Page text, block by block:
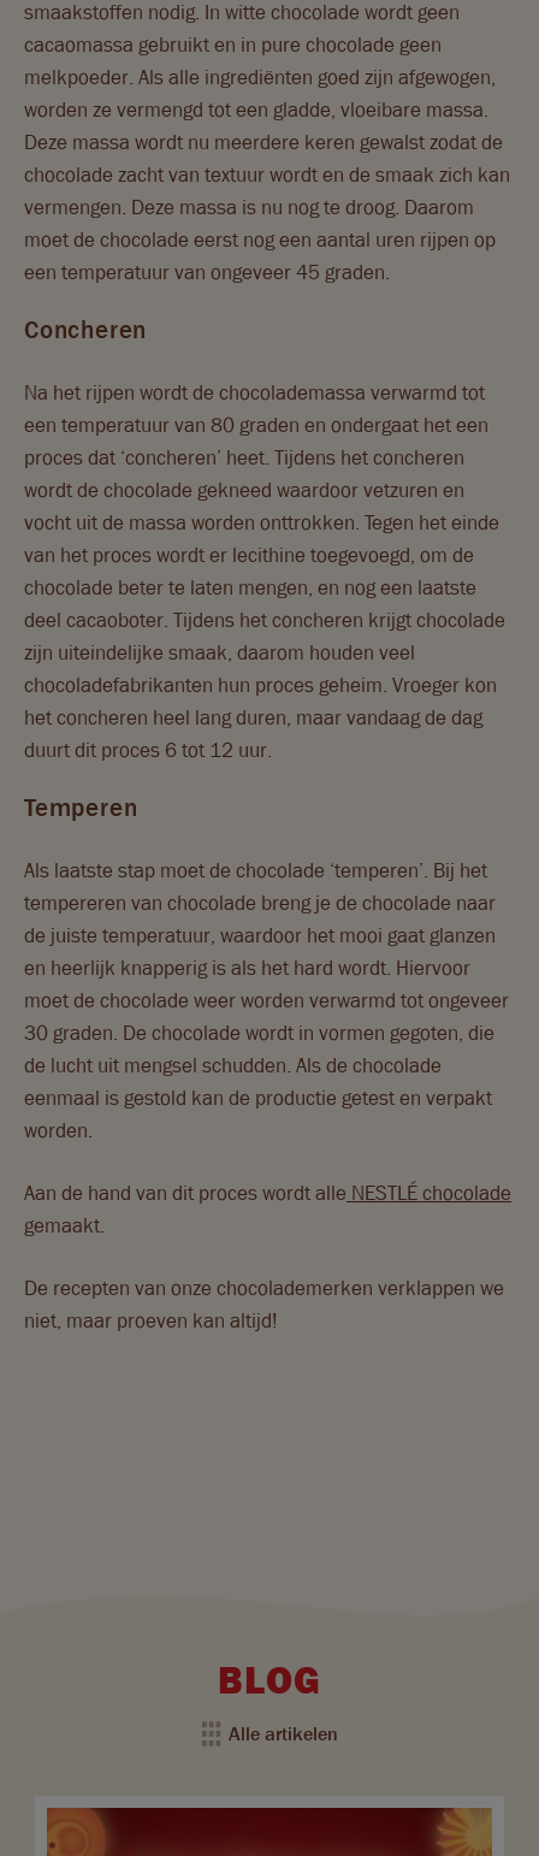
smaakstoffen nodig. In witte chocolade wordt geen
cacaomassa gebruikt en in pure chocolade geen
melkpoeder. Als alle ingrediënten goed zijn afgewogen,
worden ze vermengd tot een gladde, vloeibare massa.
Deze massa wordt nu meerdere keren gewalst zodat de
chocolade zacht van textuur wordt en de smaak zich kan
vermengen. Deze massa is nu nog te droog. Daarom
moet de chocolade eerst nog een aantal uren rijpen op
een temperatuur van ongeveer 45 graden.
Concheren
Na het rijpen wordt de chocolademassa verwarmd tot
een temperatuur van 80 graden en ondergaat het een
proces dat ‘concheren’ heet. Tijdens het concheren
wordt de chocolade gekneed waardoor vetzuren en
vocht uit de massa worden onttrokken. Tegen het einde
van het proces wordt er lecithine toegevoegd, om de
chocolade beter te laten mengen, en nog een laatste
deel cacaoboter. Tijdens het concheren krijgt chocolade
zijn uiteindelijke smaak, daarom houden veel
chocoladefabrikanten hun proces geheim. Vroeger kon
het concheren heel lang duren, maar vandaag de dag
duurt dit proces 6 tot 12 uur.
Temperen
Als laatste stap moet de chocolade ‘temperen’. Bij het
tempereren van chocolade breng je de chocolade naar
de juiste temperatuur, waardoor het mooi gaat glanzen
en heerlijk knapperig is als het hard wordt. Hiervoor
moet de chocolade weer worden verwarmd tot ongeveer
30 graden. De chocolade wordt in vormen gegoten, die
de lucht uit mengsel schudden. Als de chocolade
eenmaal is gestold kan de productie getest en verpakt
worden.
Aan de hand van dit proces wordt alle NESTLÉ chocolade
gemaakt.
De recepten van onze chocolademerken verklappen we
niet, maar proeven kan altijd!
BLOG
Alle artikelen